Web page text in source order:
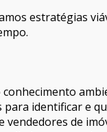
estratégias
para identificar e
vendedores de